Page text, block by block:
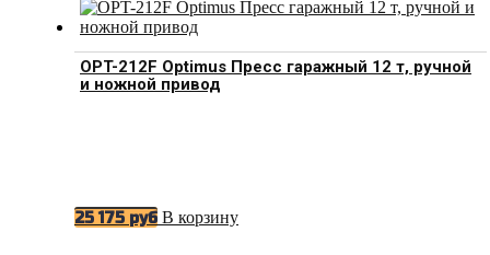
OPT-212F Optimus Пресс гаражный 12 т, ручной
и ножной привод
25 175 руб В корзину